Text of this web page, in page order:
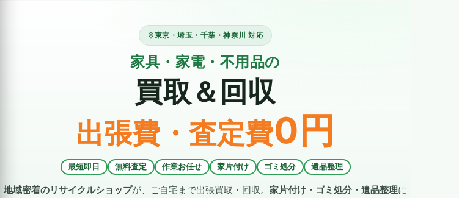
東京・埼玉・千葉・神奈川 対応
家具・家電・不用品の
買取＆回収
出張費・査定費0円
最短即日 無料査定 作業お任せ 家片付け ゴミ処分 遺品整理
地域密着のリサイクルショップが、ご自宅まで出張買取・回収。 家片付け・ゴミ処分・遺品整理に